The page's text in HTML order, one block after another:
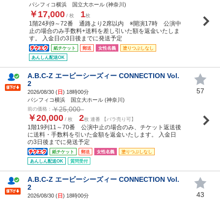
パシフィコ横浜 国立大ホール (神奈川)
￥17,000 / 枚 1枚
1階24列9～72番 通路より2席以内 ※開演17時 公演中
止の場合のみ手数料+送料を差し引いた額を返金いたしま
す。 入金日の3日後までに発送予定
紙チケット 郵送 女性名義
塗りつぶしなし
あんしん配送OK
A.B.C-Z エービーシーズィー CONNECTION Vol.
2
2026/08/30 (日) 18時00分
パシフィコ横浜 国立大ホール (神奈川)
前の価格： ￥25,000
￥20,000 / 枚 2枚 連番 【バラ売り可】
1階19列11～70番 公演中止の場合のみ、チケット返送後
に送料・手数料を引いた金額を返金いたします。 入金日
の3日後までに発送予定
紙チケット 郵送 女性名義
塗りつぶしなし
あんしん配送OK
質問受付
57
A.B.C-Z エービーシーズィー CONNECTION Vol.
2
2026/08/30 (日) 18時00分
43